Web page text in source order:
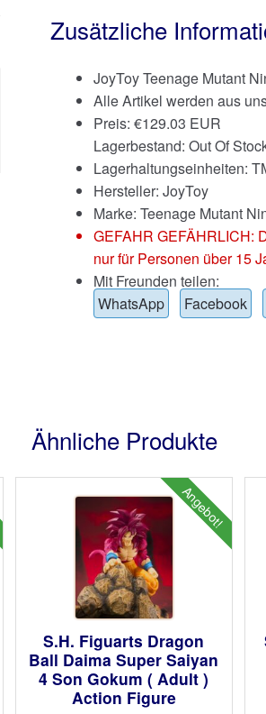
Zusätzliche
JoyToy Teenage Mutant
Alle Artikel werden aus
Preis: €129.03 EUR
Lagerbestand: Out Of
Lagerhaltungseinheiten:
Hersteller: JoyToy
Marke: Teenage Mutant
GEFAHR GEFÄHRLICH:
nur für Personen über 15
Mit Freunden teilen:
WhatsApp
Facebook
Ähnliche Produkte
Angebot!
S.H. Figuarts Dragon
Ball Daima Super Saiyan
4 Son Gokum ( Adult )
Action Figure